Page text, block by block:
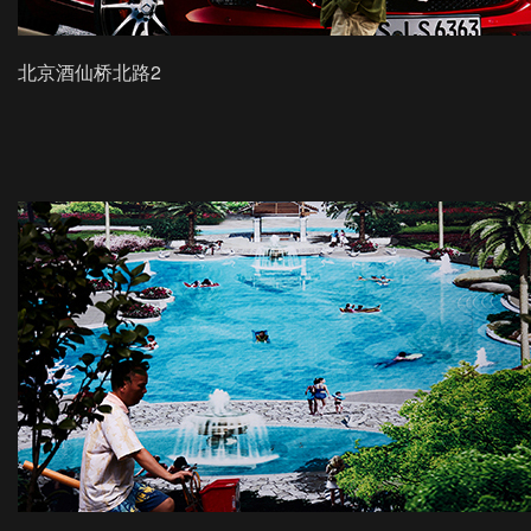
北京酒仙桥北路2